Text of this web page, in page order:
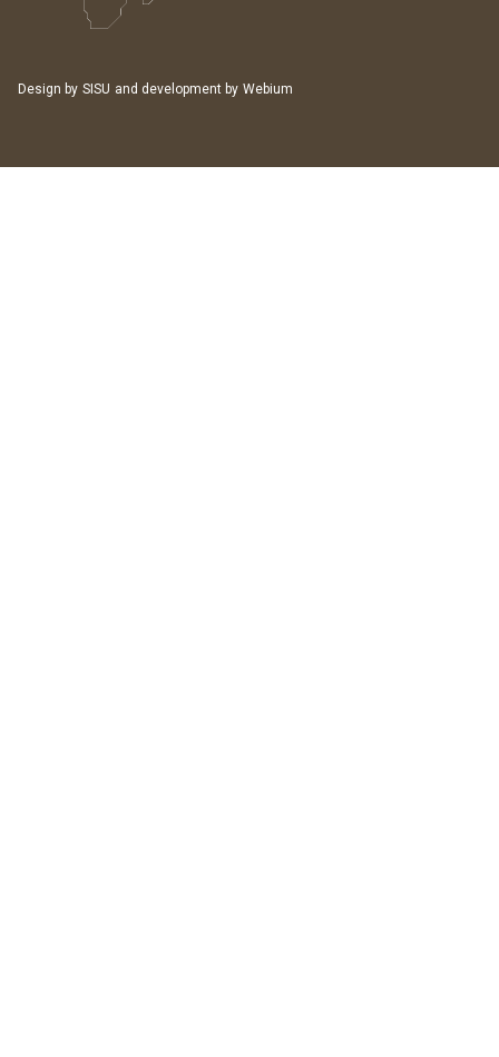
Design by SISU and development by Webium